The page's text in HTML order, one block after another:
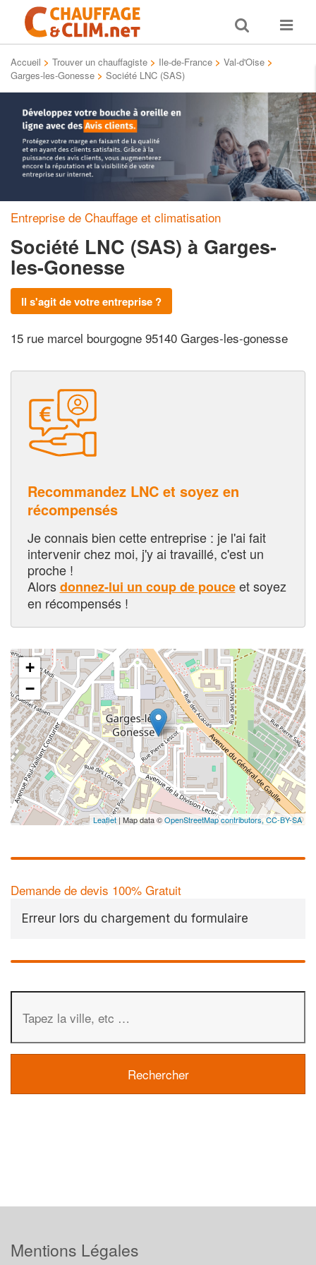
Toggle
search
Toggle
Accueil > Trouver un chauffagiste > Ile-de-France > Val-d'Oise >
Garges-les-Gonesse > Société LNC (SAS)
Entreprise de Chauffage et climatisation
Société LNC (SAS) à Garges-
les-Gonesse
Il s'agit de votre entreprise ?
15 rue marcel bourgogne 95140 Garges-les-gonesse
Recommandez LNC et soyez en
récompensés
Je connais bien cette entreprise : je l'ai fait
intervenir chez moi, j'y ai travaillé, c'est un
proche !
Alorsdonnez-lui un coup de pouceet soyez
en récompensés !
+
−
Leaflet| Map data ©OpenStreetMap contributors, CC-BY-SA
Demande de devis 100% Gratuit
Erreur lors du chargement du formulaire
Mentions Légales